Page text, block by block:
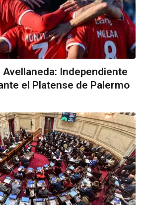
Avellaneda: Independiente
el Platense de Palermo